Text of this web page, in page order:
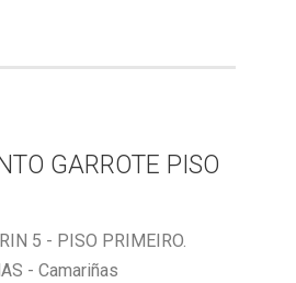
GARROTE PISO
5 - PISO PRIMEIRO.
- Camariñas